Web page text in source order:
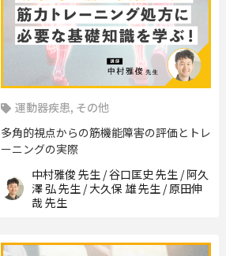
運動器疾患, その他
多角的視点からの筋機能障害の評価とトレ
ーニングの実際
中村雅俊 先生 / 谷口匡史 先生 / 阿久
澤 弘 先生 / 大久保 雄 先生 / 原田伸
哉 先生